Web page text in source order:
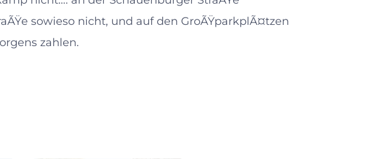
sowieso nicht, und auf den GroÃŸparkplÃ¤tzen
zahlen.